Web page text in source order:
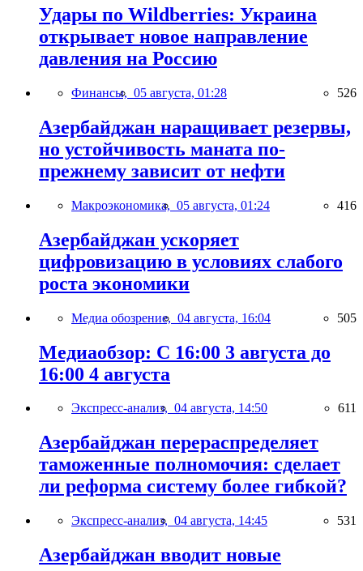
Удары по Wildberries: Украина
открывает новое направление
давления на Россию
Финансы, 05 августа, 01:28 526
Азербайджан наращивает резервы,
но устойчивость маната по-
прежнему зависит от нефти
Макроэкономика, 05 августа, 01:24 416
Азербайджан ускоряет
цифровизацию в условиях слабого
роста экономики
Медиа обозрение, 04 августа, 16:04 505
Медиаобзор: С 16:00 3 августа до
16:00 4 августа
Экспресс-анализ, 04 августа, 14:50 611
Азербайджан перераспределяет
таможенные полномочия: сделает
ли реформа систему более гибкой?
Экспресс-анализ, 04 августа, 14:45 531
Азербайджан вводит новые